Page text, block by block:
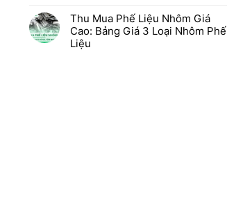
Thu Mua Phế Liệu Nhôm Giá
Cao: Bảng Giá 3 Loại Nhôm Phế
Liệu